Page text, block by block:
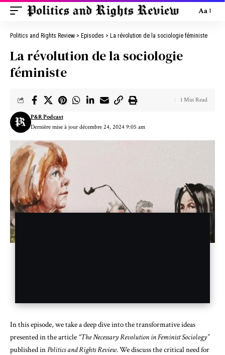
Aa
Politics and Rights Review > Episodes > La révolution de la sociologie féministe
La révolution de la sociologie
féministe
Dernière mise à jour décembre 24, 2024 9:05 am
P&R Podcast
1 Min Read
In this episode, we take a deep dive into the transformative ideas
presented in the article “The Necessary Revolution in Feminist Sociology”
published inPolitics and Rights Review. We discuss the critical need for